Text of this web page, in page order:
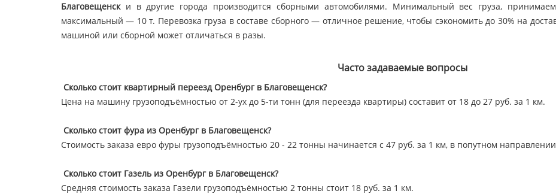
Благовещенски в другие города производится сборными автомобилями. Минимальный вес груза,
максимальный — 10 т. Перевозка груза в составе сборного — отличное решение, чтобы сэкономить до 30% на
машиной или сборной может отличаться в разы.
Часто задаваемые вопросы
Сколько стоит квартирный переезд Оренбург в Благовещенск?
Цена на машину грузоподъёмностью от 2-ух до 5-ти тонн (для переезда квартиры) составит от 18 до 27 руб. за 1 км.
Сколько стоит фура из Оренбург в Благовещенск?
Стоимость заказа евро фуры грузоподъёмностью 20 - 22 тонны начинается с 47 руб. за 1 км, в попутном
Сколько стоит Газель из Оренбург в Благовещенск?
Средняя стоимость заказа Газели грузоподъёмностью 2 тонны стоит 18 руб. за 1 км.